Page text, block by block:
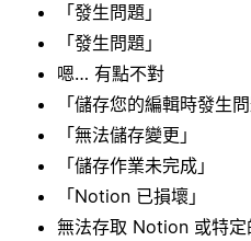
「發生問題」
「發生問題」
嗯… 有點不對
「儲存您的編輯時發生問
「無法儲存變更」
「儲存作業未完成」
「Notion 已損壞」
無法存取 Notion 或特